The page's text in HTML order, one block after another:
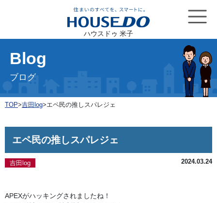
ハウスドゥ 米子
Blog
ブログ
TOP>吉田log>エペ民の推しスパレジェ
エペ民の推しスパレジェ
吉田log 2024.03.24
APEXがハッキングされましたね！